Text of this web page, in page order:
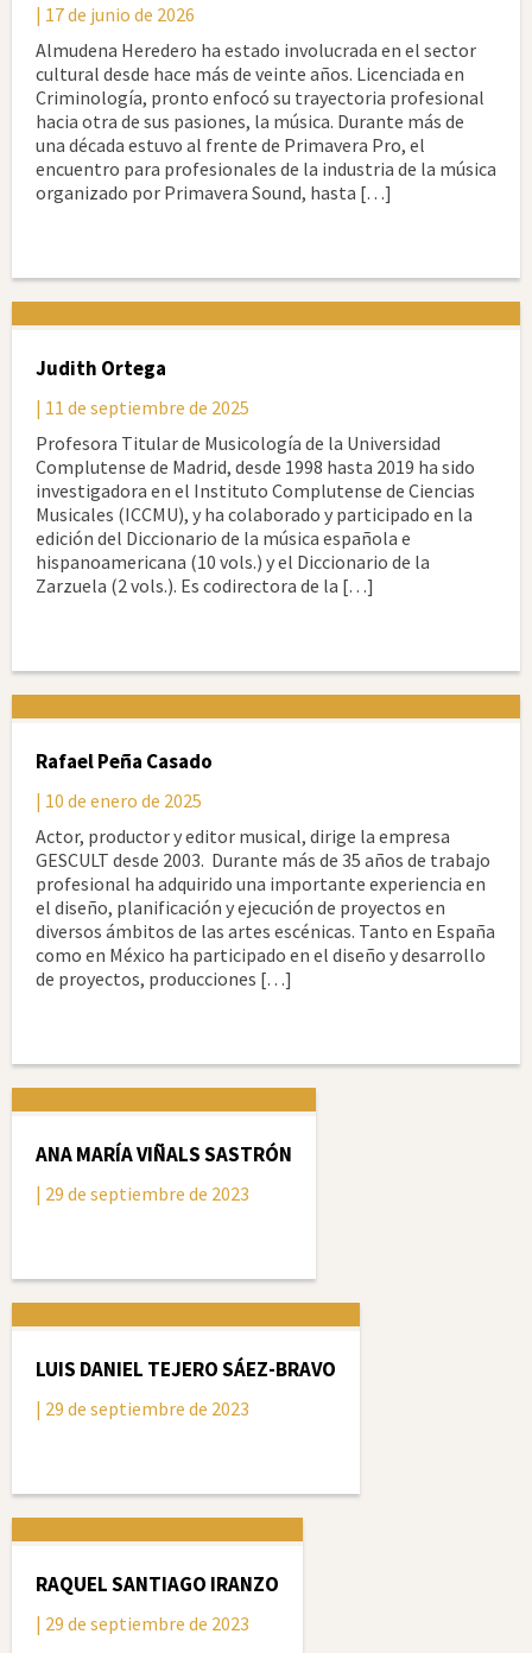
| 17 de junio de 2026
Almudena Heredero ha estado involucrada en el sector
cultural desde hace más de veinte años. Licenciada en
Criminología, pronto enfocó su trayectoria profesional
hacia otra de sus pasiones, la música. Durante más de
una década estuvo al frente de Primavera Pro, el
encuentro para profesionales de la industria de la música
organizado por Primavera Sound, hasta […]
Judith Ortega
| 11 de septiembre de 2025
Profesora Titular de Musicología de la Universidad
Complutense de Madrid, desde 1998 hasta 2019 ha sido
investigadora en el Instituto Complutense de Ciencias
Musicales (ICCMU), y ha colaborado y participado en la
edición del Diccionario de la música española e
hispanoamericana (10 vols.) y el Diccionario de la
Zarzuela (2 vols.). Es codirectora de la […]
Rafael Peña Casado
| 10 de enero de 2025
Actor, productor y editor musical, dirige la empresa
GESCULT desde 2003. Durante más de 35 años de trabajo
profesional ha adquirido una importante experiencia en
el diseño, planificación y ejecución de proyectos en
diversos ámbitos de las artes escénicas. Tanto en España
como en México ha participado en el diseño y desarrollo
de proyectos, producciones […]
ANA MARÍA VIÑALS SASTRÓN
| 29 de septiembre de 2023
LUIS DANIEL TEJERO SÁEZ-BRAVO
| 29 de septiembre de 2023
RAQUEL SANTIAGO IRANZO
| 29 de septiembre de 2023